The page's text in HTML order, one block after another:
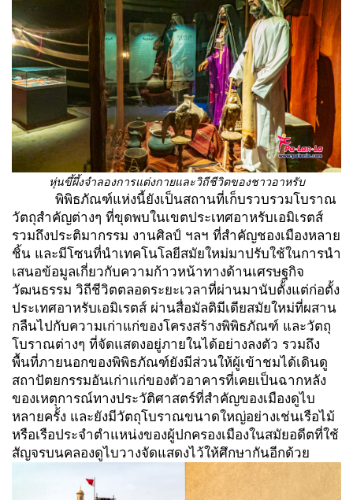
หุ่นขึ้ผึ้งจำลองการแต่งกายและวิถีชีวิตของชาวอาหรับ
พิพิธภัณฑ์แห่งนี้ยังเป็นสถานที่เก็บรวบรวมโบราณ
วัตถุสำคัญต่างๆ ที่ขุดพบในเขตประเทศอาหรับเอมิเรตส์
รวมถึงประติมากรรม งานศิลป์ ฯลฯ ที่สำคัญชองเมืองหลาย
ชิ้น และมีโซนที่นำเทคโนโลยีสมัยใหม่มาปรับใช้ในการนำ
เสนอข้อมูลเกี่ยวกับความก้าวหน้าทางด้านเศรษฐกิจ
วัฒนธรรม วิถีชีวิตตลอดระยะเวลาที่ผ่านมานับตั้งแต่ก่อตั้ง
ประเทศอาหรับเอมิเรตส์ ผ่านสื่อมัลติมีเดียสมัยใหม่ที่ผสาน
กลืนไปกับความเก่าแก่ของโครงสร้างพิพิธภัณฑ์ และวัตถุ
โบราณต่างๆ ที่จัดแสดงอยู่ภายในได้อย่างลงตัว รวมถึง
พื้นที่ภายนอกของพิพิธภัณฑ์ยังมีส่วนให้ผู้เข้าชมได้เดินดู
สถาปัตยกรรมอันเก่าแก่ของตัวอาคารที่เคยเป็นฉากหลัง
ของเหตุการณ์ทางประวัติศาสตร์ที่สำคัญของเมืองดูไบ
หลายครั้ง และยังมีวัตถุโบราณขนาดใหญ่อย่างเช่นเรือไม้
หรือเรือประจำตำแหน่งของผู้ปกครองเมืองในสมัยอดีตที่ใช้
สัญจรบนคลองดูไบวางจัดแสดงไว้ให้ศึกษากันอีกด้วย